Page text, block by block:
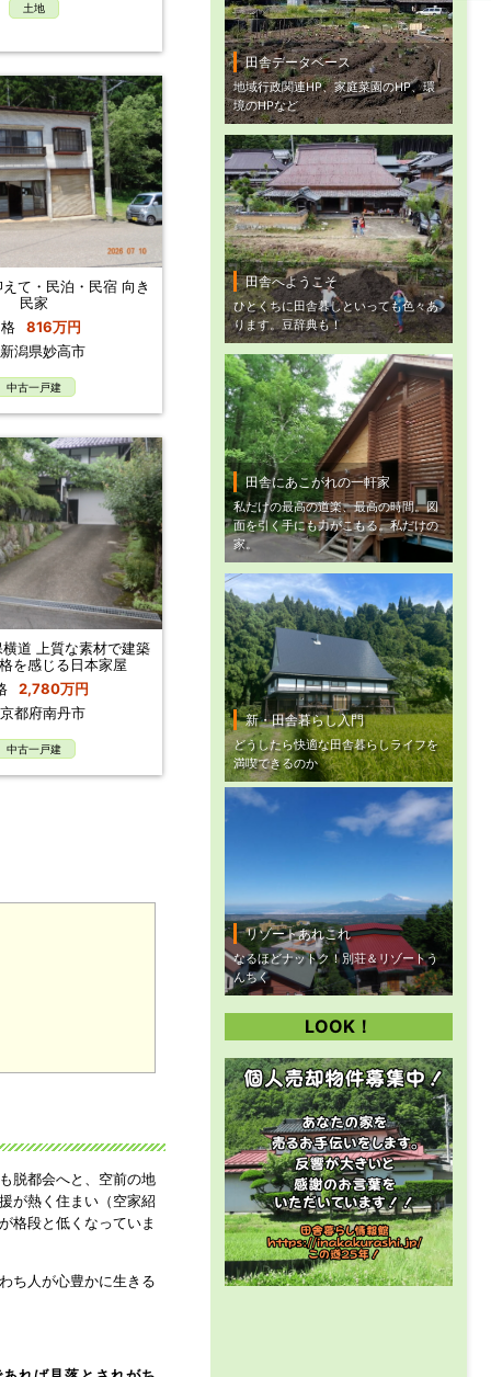
土地
て・民泊・民宿 向き
民家
816万円
新潟県妙高市
中古一戸建
道 上質な素材で建築
を感じる日本家屋
2,780万円
京都府南丹市
中古一戸建
脱都会へと、空前の地
が熱く住まい（空家紹
格段と低くなっていま
ち人が心豊かに生きる
田舎データベース
地域行政関連HP、家庭菜園のHP、環
境のHPなど
田舎へようこそ
ひとくちに田舎暮しといっても色々あ
ります。豆辞典も！
田舎にあこがれの一軒家
私だけの最高の道楽、最高の時間。図
面を引く手にも力がこもる。私だけの
家。
新・田舎暮らし入門
どうしたら快適な田舎暮らしライフを
満喫できるのか
リゾートあれこれ
なるほどナットク！別荘＆リゾートう
んちく
LOOK！